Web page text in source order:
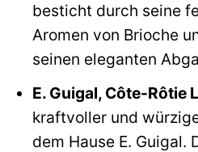
besticht durch seine
Aromen von Brioche
seinen eleganten
E. Guigal, Côte-Rôtie
kraftvoller und
dem Hause E. Guigal.